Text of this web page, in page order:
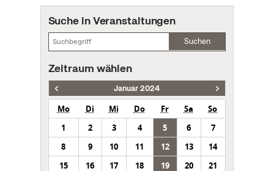
Suche in Veranstaltungen
Suchen
Zeitraum wählen
Januar 2024
Mo Di Mi Do Fr Sa
So
1
2 3 4 5 6
7
8
9 10 11 12 13
14
15
16 17 18 19 20
21